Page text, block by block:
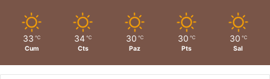
33 ℃
Cum
34 ℃
Cts
30 ℃
Paz
30 ℃
Pts
30 ℃
Sal